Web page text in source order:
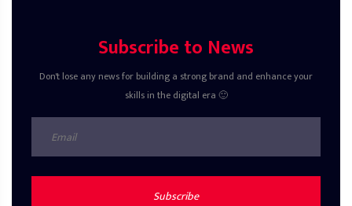
Subscribe to News
Don't lose any news for building a strong brand and enhance your
skills in the digital era 🙂
Subscribe